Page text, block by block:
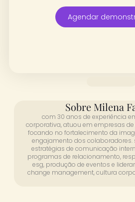
Agendar
Sobre Milena
com 30 anos de experiência
corporativa, atuou em empresas
focando no fortalecimento da
engajamento dos colaboradores.
estratégias de comunicação
programas de relacionamento,
esg, produção de eventos e
change management, cultura